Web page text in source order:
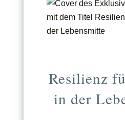
Menge
Resilienz
in der